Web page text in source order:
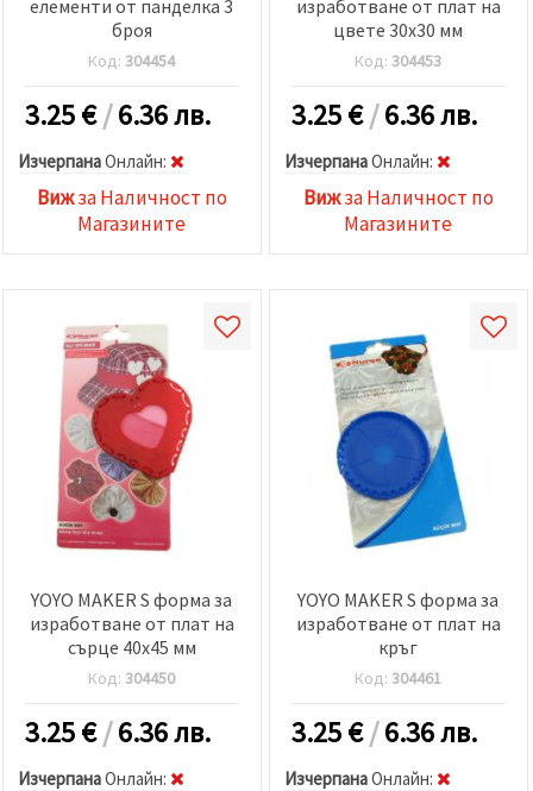
елементи от панделка 3
броя
Код:304454
3.25€/6.36 лв.
ИзчерпанаOнлайн:
Вижза Наличност по
Магазините
изработване от плат на
цвете 30x30 мм
Код:304453
3.25€/6.36 лв.
ИзчерпанаOнлайн:
Вижза Наличност по
Магазините
YOYO MAKER S форма за
изработване от плат на
сърце 40x45 мм
Код:304450
3.25€/6.36 лв.
ИзчерпанаOнлайн:
YOYO MAKER S форма за
изработване от плат на
кръг
Код:304461
3.25€/6.36 лв.
ИзчерпанаOнлайн: